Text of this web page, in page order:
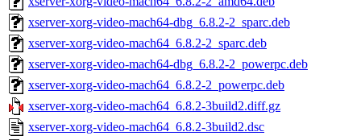
xserver-xorg-video-mach64-dbg_6.8.2-2_sparc.deb
xserver-xorg-video-mach64_6.8.2-2_sparc.deb
xserver-xorg-video-mach64-dbg_6.8.2-2_powerpc.deb
xserver-xorg-video-mach64_6.8.2-2_powerpc.deb
xserver-xorg-video-mach64_6.8.2-3build2.diff.gz
xserver-xorg-video-mach64_6.8.2-3build2.dsc